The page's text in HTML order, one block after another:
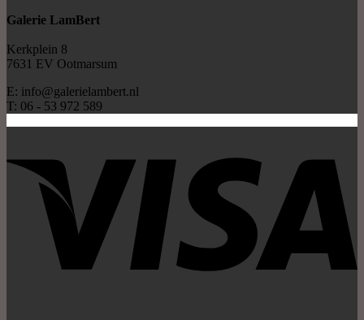
Galerie LamBert
Kerkplein 8
7631 EV Ootmarsum
E: info@galerielambert.nl
T: 06 - 53 972 589